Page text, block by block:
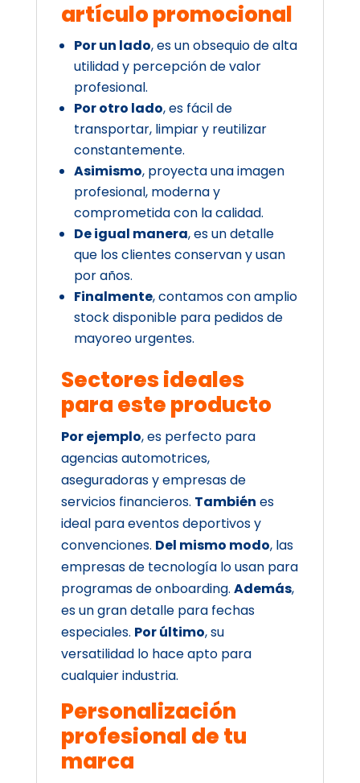
artículo promocional
Por un lado, es un obsequio de alta
utilidad y percepción de valor
profesional.
Por otro lado, es fácil de
transportar, limpiar y reutilizar
constantemente.
Asimismo, proyecta una imagen
profesional, moderna y
comprometida con la calidad.
De igual manera, es un detalle
que los clientes conservan y usan
por años.
Finalmente, contamos con amplio
stock disponible para pedidos de
mayoreo urgentes.
Sectores ideales
para este producto
Por ejemplo, es perfecto para
agencias automotrices,
aseguradoras y empresas de
servicios financieros. También es
ideal para eventos deportivos y
convenciones. Del mismo modo, las
empresas de tecnología lo usan para
programas de onboarding. Además,
es un gran detalle para fechas
especiales. Por último, su
versatilidad lo hace apto para
cualquier industria.
Personalización
profesional de tu
marca